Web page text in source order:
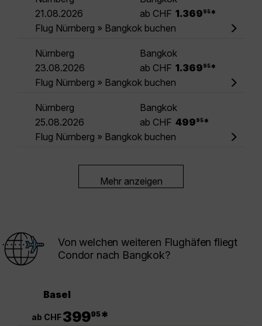
21.08.2026
ab CHF 1.369 95 *
Flug Nürnberg » Bangkok buchen
Nürnberg
Bangkok
23.08.2026
ab CHF 1.369 95 *
Flug Nürnberg » Bangkok buchen
Nürnberg
Bangkok
25.08.2026
ab CHF 499 95 *
Flug Nürnberg » Bangkok buchen
Mehr anzeigen
Von welchen weiteren Flughäfen fliegt
Condor nach Bangkok?
Basel
ab CHF39995*